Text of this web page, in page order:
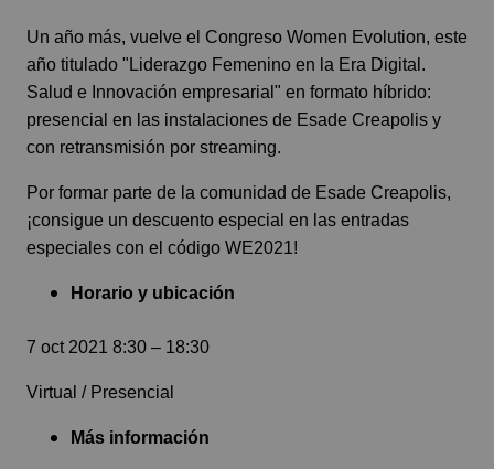
Un año más, vuelve el Congreso Women Evolution, este
año titulado "Liderazgo Femenino en la Era Digital.
Salud e Innovación empresarial" en formato híbrido:
presencial en las instalaciones de Esade Creapolis y
con retransmisión por streaming.
Por formar parte de la comunidad de Esade Creapolis,
¡consigue un descuento especial en las entradas
especiales con el código WE2021!
Horario y ubicación
7 oct 2021 8:30 – 18:30
Virtual / Presencial
Más información